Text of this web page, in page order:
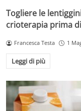
Togliere le
crioterapia prima
Francesca Testa 1
Leggi di più